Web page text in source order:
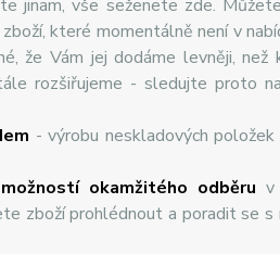
jinam, vše seženete zde.
které momentálně není v
že Vám jej dodáme levněji, než
rozšiřujeme - sledujte proto
- výrobu neskladových
okamžitého odběru v
zboží prohlédnout a poradit se s